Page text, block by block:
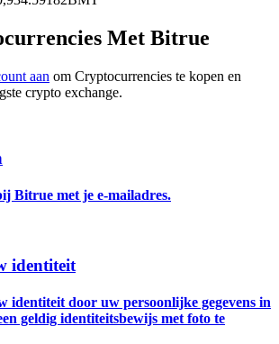
Met Bitrue
aan om Cryptocurrencies te kopen en
crypto exchange.
Bitrue met je e-mailadres.
identiteit
identiteit door uw persoonlijke gegevens in
geldig identiteitsbewijs met foto te